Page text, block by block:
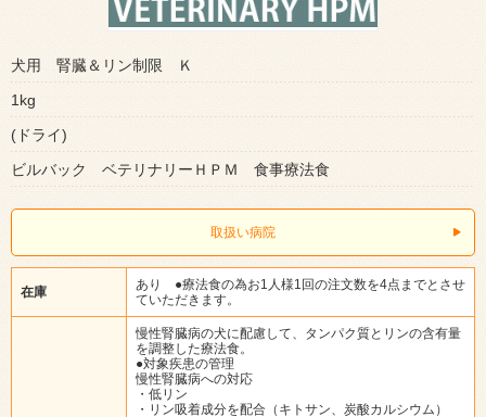
犬用 腎臓＆リン制限 Ｋ
1kg
(ドライ)
ビルバック ベテリナリーＨＰＭ 食事療法食
取扱い病院
在庫
あり ●療法食の為お1人様1回の注文数を4点までとさせ
ていただきます。
慢性腎臓病の犬に配慮して、タンパク質とリンの含有量
を調整した療法食。
●対象疾患の管理
慢性腎臓病への対応
・低リン
・リン吸着成分を配合（キトサン、炭酸カルシウム）